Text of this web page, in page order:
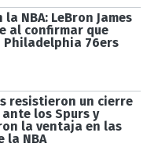
la NBA: LeBron James
al confirmar que
Philadelphia 76ers
resistieron un cierre
los Spurs y
la ventaja en las
la NBA